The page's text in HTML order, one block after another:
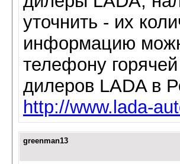
уточнить - их
информацию
телефону
дилеров LADA в
http://www.lada-
greenman13